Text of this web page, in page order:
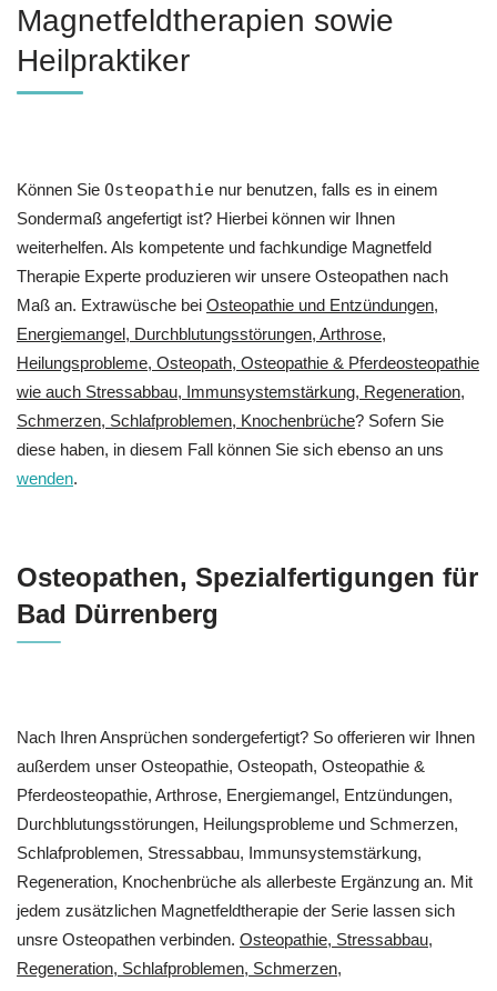
Magnetfeldtherapien sowie
Heilpraktiker
Können Sie Osteopathie nur benutzen, falls es in einem
Sondermaß angefertigt ist? Hierbei können wir Ihnen
weiterhelfen. Als kompetente und fachkundige Magnetfeld
Therapie Experte produzieren wir unsere Osteopathen nach
Maß an. Extrawüsche bei Osteopathie und Entzündungen,
Energiemangel, Durchblutungsstörungen, Arthrose,
Heilungsprobleme, Osteopath, Osteopathie & Pferdeosteopathie
wie auch Stressabbau, Immunsystemstärkung, Regeneration,
Schmerzen, Schlafproblemen, Knochenbrüche? Sofern Sie
diese haben, in diesem Fall können Sie sich ebenso an uns
wenden.
Osteopathen, Spezialfertigungen für
Bad Dürrenberg
Nach Ihren Ansprüchen sondergefertigt? So offerieren wir Ihnen
außerdem unser Osteopathie, Osteopath, Osteopathie &
Pferdeosteopathie, Arthrose, Energiemangel, Entzündungen,
Durchblutungsstörungen, Heilungsprobleme und Schmerzen,
Schlafproblemen, Stressabbau, Immunsystemstärkung,
Regeneration, Knochenbrüche als allerbeste Ergänzung an. Mit
jedem zusätzlichen Magnetfeldtherapie der Serie lassen sich
unsre Osteopathen verbinden. Osteopathie, Stressabbau,
Regeneration, Schlafproblemen, Schmerzen,